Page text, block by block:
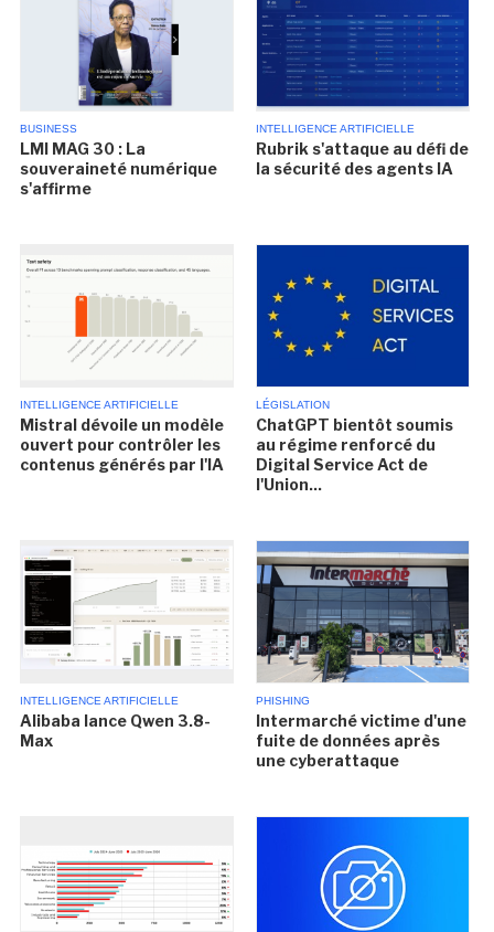
BUSINESS
LMI MAG 30 : La
souveraineté numérique
s'affirme
INTELLIGENCE ARTIFICIELLE
Rubrik s'attaque au défi de
la sécurité des agents IA
INTELLIGENCE ARTIFICIELLE
Mistral dévoile un modèle
ouvert pour contrôler les
contenus générés par l'IA
LÉGISLATION
ChatGPT bientôt soumis
au régime renforcé du
Digital Service Act de
l'Union...
INTELLIGENCE ARTIFICIELLE
Alibaba lance Qwen 3.8-
Max
PHISHING
Intermarché victime d'une
fuite de données après
une cyberattaque